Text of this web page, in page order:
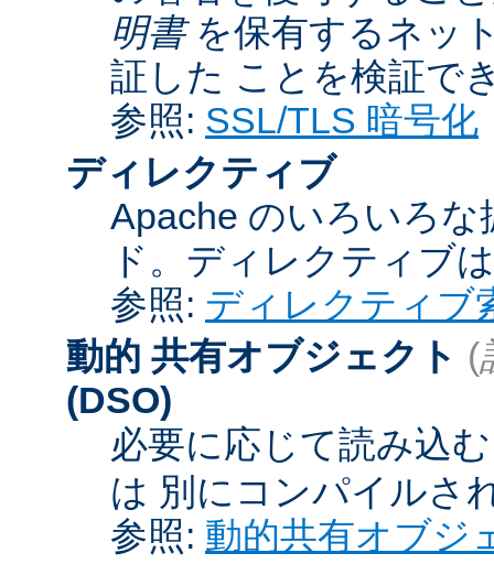
明書を保有するネッ
証した ことを検証で
参照: SSL/TLS 暗号化
ディレクティブ
Apache のいろいろ
ド。ディレクティブ
参照: ディレクティブ
動的 共有オブジェクト (
(DSO)
必要に応じて読み込
は 別にコンパイルさ
参照: 動的共有オブジ